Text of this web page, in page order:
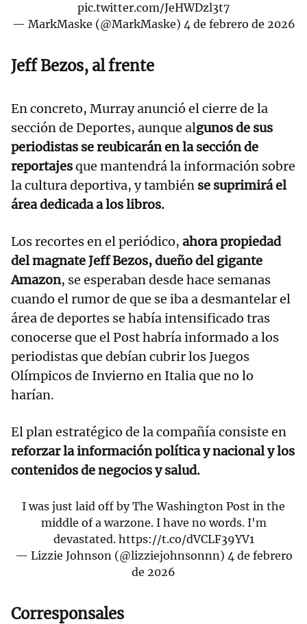
pic.twitter.com/JeHWDzl3t7
— MarkMaske (@MarkMaske) 4 de febrero de 2026
Jeff Bezos, al frente
En concreto, Murray anunció el cierre de la
sección de Deportes, aunque algunos de sus
periodistas se reubicarán en la sección de
reportajesque mantendrá la información sobre
la cultura deportiva, y también se suprimirá el
área dedicada a los libros.
Los recortes en el periódico, ahora propiedad
del magnate Jeff Bezos, dueño del gigante
Amazon, se esperaban desde hace semanas
cuando el rumor de que se iba a desmantelar el
área de deportes se había intensificado tras
conocerse que el Post habría informado a los
periodistas que debían cubrir los Juegos
Olímpicos de Invierno en Italia que no lo
harían.
El plan estratégico de la compañía consiste en
reforzar la información política y nacional y los
contenidos de negocios y salud.
I was just laid off by The Washington Post in the
middle of a warzone. I have no words. I'm
devastated. https://t.co/dVCLF39YV1
— Lizzie Johnson (@lizziejohnsonnn) 4 de febrero
de 2026
Corresponsales